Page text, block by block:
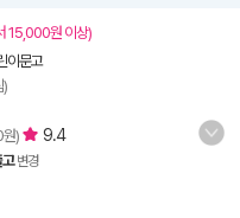
15,000원 이상)
이문고
)
) 9.4
변경